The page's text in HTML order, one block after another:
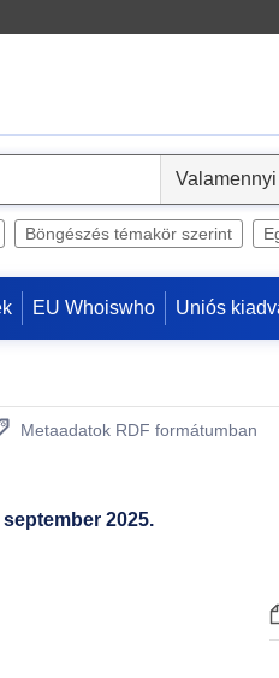
Böngészés témakör szerint
EU Whoiswho Uniós
Metaadatok RDF formátumban
2025.